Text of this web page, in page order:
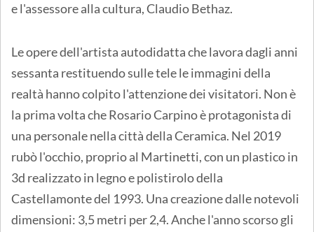
e l'assessore alla cultura, Claudio Bethaz.
Le opere dell'artista autodidatta che lavora dagli anni
sessanta restituendo sulle tele le immagini della
realtà hanno colpito l'attenzione dei visitatori. Non è
la prima volta che Rosario Carpino è protagonista di
una personale nella città della Ceramica. Nel 2019
rubò l'occhio, proprio al Martinetti, con un plastico in
3d realizzato in legno e polistirolo della
Castellamonte del 1993. Una creazione dalle notevoli
dimensioni: 3,5 metri per 2,4. Anche l'anno scorso gli